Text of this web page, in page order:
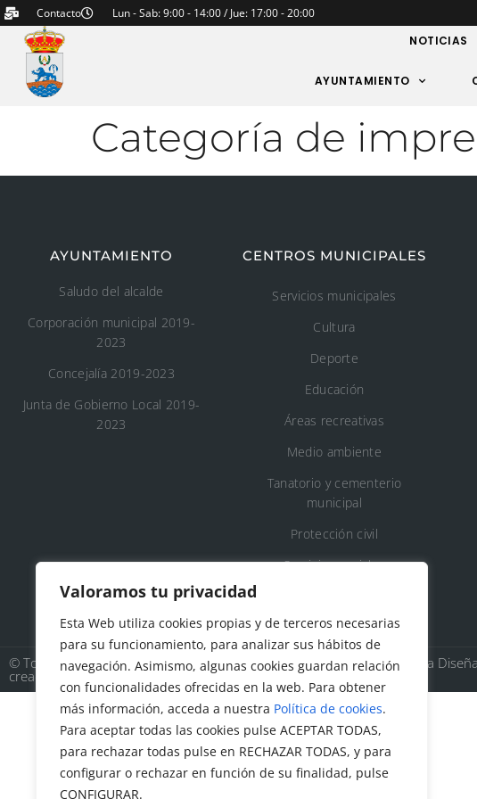
Valoramos tu privacidad
Esta Web utiliza cookies propias y de terceros necesarias
para su funcionamiento, para analizar sus hábitos de
navegación. Asimismo, algunas cookies guardan relación
con funcionalidades ofrecidas en la web. Para obtener
más información, acceda a nuestra Política de cookies.
Para aceptar todas las cookies pulse ACEPTAR TODAS,
para rechazar todas pulse en RECHAZAR TODAS, y para
configurar o rechazar en función de su finalidad, pulse
CONFIGURAR.
Contacto
Lun - Sab: 9:00 - 14:00 / Jue: 17:00 - 20:00
NOTICIAS
AYUNTAMIENTO
Categoría de
AYUNTAMIENTO
Saludo del alcalde
Corporación municipal 2019-
2023
Concejalía 2019-2023
Junta de Gobierno Local 2019-
2023
CENTROS MUNICIPALES
Servicios municipales
Cultura
Deporte
Educación
Áreas recreativas
Medio ambiente
Tanatorio y cementerio
municipal
Protección civil
Servicios sociales
© Todos los derechos reservados. Ayuntamiento Talamanca de Jarama
creado por Factor Ideas